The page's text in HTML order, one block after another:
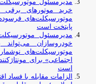
مدیرمسئول
خرید موتورهای برقی
موتورسیکلت‌های
پایتخت است
مدیرمسئول
خودروسازان
موتورسیکلت‌های
اجتماعی» برای
است
الزامات مقابله با